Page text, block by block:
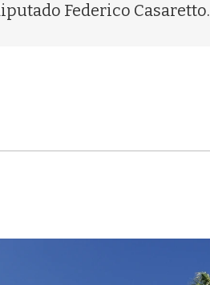
Federico Casaretto.